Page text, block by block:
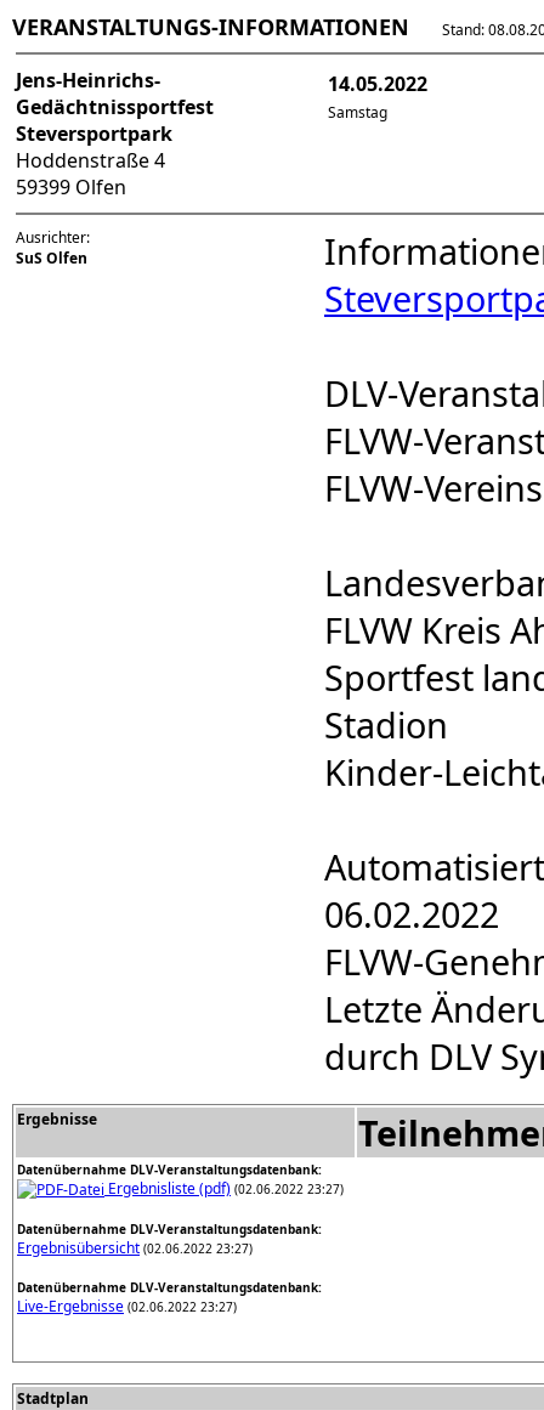
VERANSTALTUNGS-INFORMATIONEN Stand:
Jens-Heinrichs-
Gedächtnissportfest
Steversportpark
Hoddenstraße 4
59399 Olfen
14.05.2022
Samstag
Ausrichter:
SuS Olfen
DLV-
FLVW-
FLVW-
FLVW Kreis
Sportfest
Stadion
Kinder-
06.02.2022
FLVW-
Letzte
durch DLV
Ergebnisse
Datenübernahme DLV-Veranstaltungsdatenbank:
Ergebnisliste (pdf) (02.06.2022 23:27)
Datenübernahme DLV-Veranstaltungsdatenbank:
Ergebnisübersicht (02.06.2022 23:27)
Datenübernahme DLV-Veranstaltungsdatenbank:
Live-Ergebnisse (02.06.2022 23:27)
Stadtplan